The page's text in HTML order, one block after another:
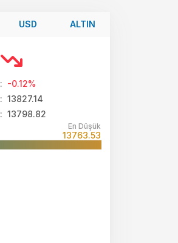
USD ALTIN
: -0.12%
: 13827.14
: 13798.82
En Düşük
13763.53